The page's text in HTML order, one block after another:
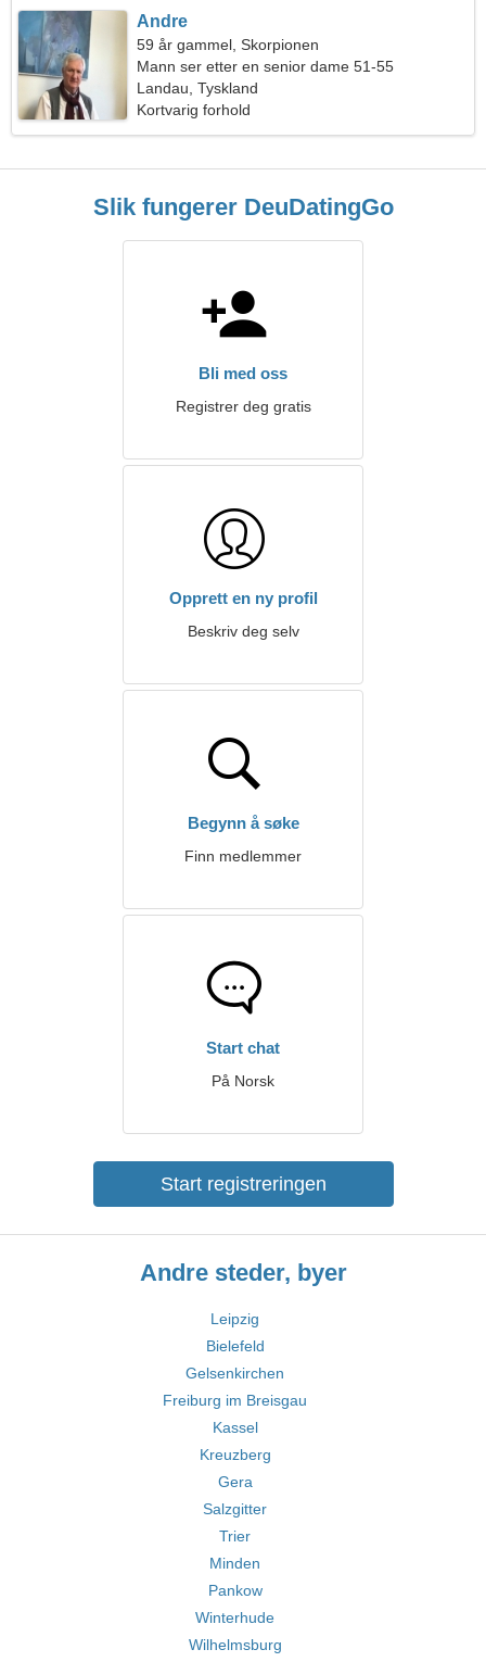
Andre
59 år gammel, Skorpionen
Mann ser etter en senior dame 51-55
Landau, Tyskland
Kortvarig forhold
Slik fungerer DeuDatingGo
Bli med oss
Registrer deg gratis
Opprett en ny profil
Beskriv deg selv
Begynn å søke
Finn medlemmer
Start chat
På Norsk
Start registreringen
Andre steder, byer
Leipzig
Bielefeld
Gelsenkirchen
Freiburg im Breisgau
Kassel
Kreuzberg
Gera
Salzgitter
Trier
Minden
Pankow
Winterhude
Wilhelmsburg